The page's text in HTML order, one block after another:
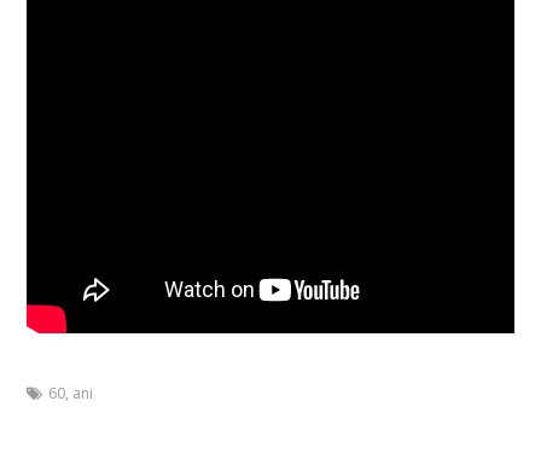
60, ani